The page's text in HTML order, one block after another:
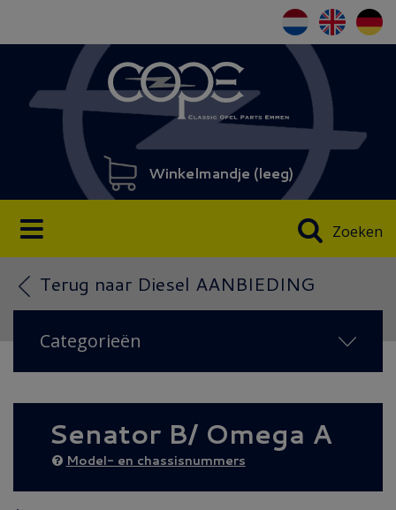
Winkelmandje (leeg)
Zoeken
Terug naar Diesel AANBIEDING
Categorieën
NIEUW IN 2026(60)
Diesel AANBIEDING(42)
Achteras (35)
Senator B/ Omega A
Model- en chassisnummers